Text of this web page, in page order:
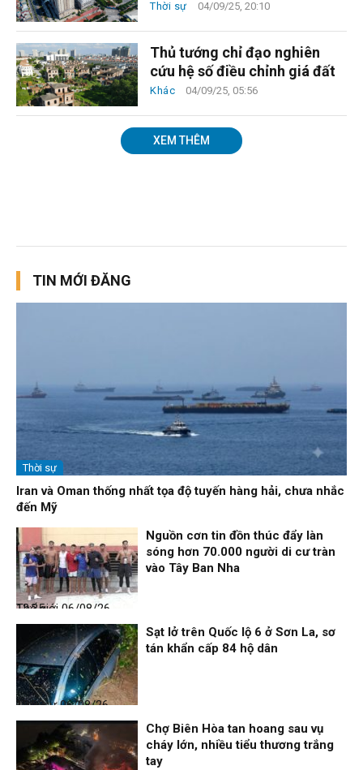
Thời sự 04/09/25, 20:10
Thủ tướng chỉ đạo nghiên
cứu hệ số điều chỉnh giá đất
Khác 04/09/25, 05:56
XEM THÊM
TIN MỚI ĐĂNG
Thời sự
Iran và Oman thống nhất tọa độ tuyến hàng hải, chưa nhắc
đến Mỹ
Thế giới
06/08/26, 12:35
Nguồn cơn tin đồn thúc đẩy làn
sóng hơn 70.000 người di cư tràn
vào Tây Ban Nha
Thời sự
06/08/26, 12:33
Sạt lở trên Quốc lộ 6 ở Sơn La, sơ
tán khẩn cấp 84 hộ dân
Chợ Biên Hòa tan hoang sau vụ
cháy lớn, nhiều tiểu thương trắng
tay